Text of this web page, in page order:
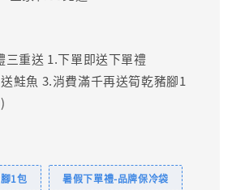
三重送 1.下單即送下單禮
鮭魚 3.消費滿千再送筍乾豬腳1
1包 暑假下單禮-品牌保冷袋